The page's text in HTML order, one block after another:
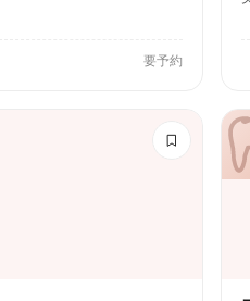
要予約